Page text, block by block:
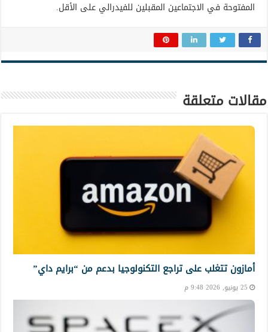
المفتوحة في الاجتماعين المقبلين للفيدرالي على الأقل.
مقالات متعلقة
أمازون تتغلب على تراجع التكنولوجيا بدعم من “برايم داي”
25 يونيو, 2026 9:48 م